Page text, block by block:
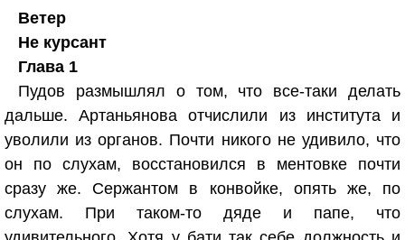
Ветер
Не курсант
Глава 1
Пудов размышлял о том, что все-таки делать
дальше. Артаньянова отчислили из института и
уволили из органов. Почти никого не удивило, что
он по слухам, восстановился в ментовке почти
сразу же. Сержантом в конвойке, опять же, по
слухам. При таком-то дяде и папе, что